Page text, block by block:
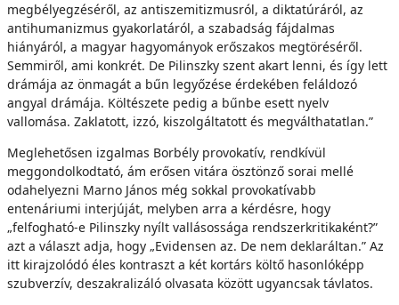
megbélyegzéséről, az antiszemitizmusról, a diktatúráról, az
antihumanizmus gyakorlatáról, a szabadság fájdalmas
hiányáról, a magyar hagyományok erőszakos megtöréséről.
Semmiről, ami konkrét. De Pilinszky szent akart lenni, és így lett
drámája az önmagát a bűn legyőzése érdekében feláldozó
angyal drámája. Költészete pedig a bűnbe esett nyelv
vallomása. Zaklatott, izzó, kiszolgáltatott és megválthatatlan.”
Meglehetősen izgalmas Borbély provokatív, rendkívül
meggondolkodtató, ám erősen vitára ösztönző sorai mellé
odahelyezni Marno János még sokkal provokatívabb
entenáriumi interjúját, melyben arra a kérdésre, hogy
„felfogható-e Pilinszky nyílt vallásossága rendszerkritikaként?”
azt a választ adja, hogy „Evidensen az. De nem deklaráltan.” Az
itt kirajzolódó éles kontraszt a két kortárs költő hasonlóképp
szubverzív, deszakralizáló olvasata között ugyancsak távlatos.